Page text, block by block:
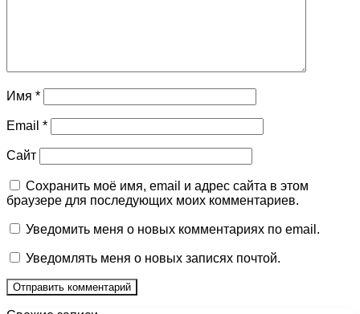
Имя *
Email *
Сайт
Сохранить моё имя, email и адрес сайта в этом
браузере для последующих моих комментариев.
Уведомить меня о новых комментариях по email.
Уведомлять меня о новых записях почтой.